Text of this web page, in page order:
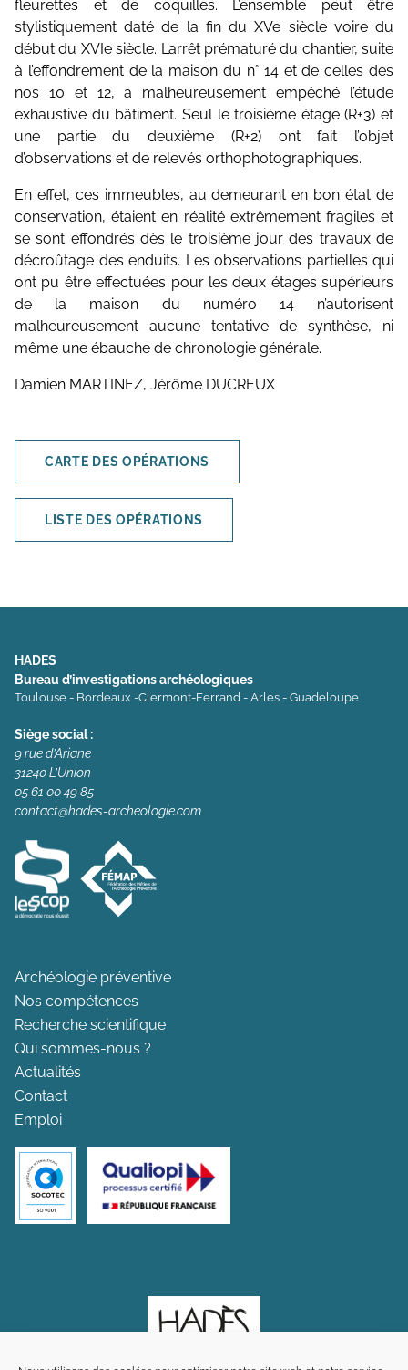
fleurettes et de coquilles. L’ensemble peut être
stylistiquement daté de la fin du XVe siècle voire du
début du XVIe siècle. L’arrêt prématuré du chantier, suite
à l’effondrement de la maison du n° 14 et de celles des
nos 10 et 12, a malheureusement empêché l’étude
exhaustive du bâtiment. Seul le troisième étage (R+3) et
une partie du deuxième (R+2) ont fait l’objet
d’observations et de relevés orthophotographiques.
En effet, ces immeubles, au demeurant en bon état de
conservation, étaient en réalité extrêmement fragiles et
se sont effondrés dès le troisième jour des travaux de
décroûtage des enduits. Les observations partielles qui
ont pu être effectuées pour les deux étages supérieurs
de la maison du numéro 14 n’autorisent
malheureusement aucune tentative de synthèse, ni
même une ébauche de chronologie générale.
Damien MARTINEZ, Jérôme DUCREUX
CARTE DES OPÉRATIONS
LISTE DES OPÉRATIONS
HADES
Bureau d’investigations archéologiques
Toulouse - Bordeaux -Clermont-Ferrand - Arles - Guadeloupe
Siège social :
9 rue d’Ariane
31240 L’Union
05 61 00 49 85
contact@hades-archeologie.com
Archéologie préventive
Nos compétences
Recherche scientifique
Qui sommes-nous ?
Actualités
Contact
Emploi